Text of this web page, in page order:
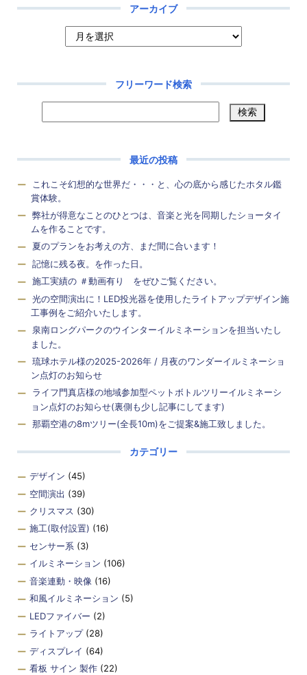
アーカイブ
フリーワード検索
最近の投稿
これこそ幻想的な世界だ・・・と、心の底から感じたホタル鑑
賞体験。
弊社が得意なことのひとつは、音楽と光を同期したショータイ
ムを作ることです。
夏のプランをお考えの方、まだ間に合います！
記憶に残る夜。を作った日。
施工実績の ＃動画有り をぜひご覧ください。
光の空間演出に！LED投光器を使用したライトアップデザイン施
工事例をご紹介いたします。
泉南ロングパークのウインターイルミネーションを担当いたし
ました。
琉球ホテル様の2025-2026年 / 月夜のワンダーイルミネーショ
ン点灯のお知らせ
ライフ門真店様の地域参加型ペットボトルツリーイルミネーシ
ョン点灯のお知らせ(裏側も少し記事にしてます)
那覇空港の8mツリー(全長10m)をご提案&施工致しました。
カテゴリー
デザイン (45)
空間演出 (39)
クリスマス (30)
施工(取付設置) (16)
センサー系 (3)
イルミネーション (106)
音楽連動・映像 (16)
和風イルミネーション (5)
LEDファイバー (2)
ライトアップ(28)
ディスプレイ (64)
看板 サイン 製作 (22)